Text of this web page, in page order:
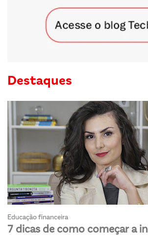
Destaques
Educação financeira
7 dicas de como começar a